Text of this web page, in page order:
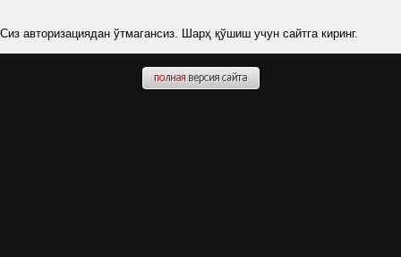
Сиз авторизациядан ўтмагансиз. Шарҳ қўшиш учун сайтга киринг.